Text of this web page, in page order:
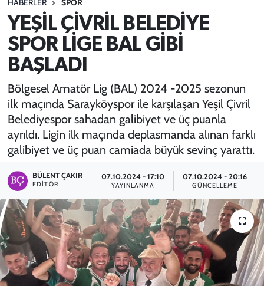
HABERLER SPOR
YEŞİL ÇİVRİL BELEDİYE
SPOR LİGE BAL GİBİ
BAŞLADI
Bölgesel Amatör Lig (BAL) 2024 -2025 sezonun
ilk maçında Sarayköyspor ile karşılaşan Yeşil Çivril
Belediyespor sahadan galibiyet ve üç puanla
ayrıldı. Ligin ilk maçında deplasmanda alınan farklı
galibiyet ve üç puan camiada büyük sevinç yarattı.
BÜLENT ÇAKIR
EDITÖR
07.10.2024 - 17:10
YAYINLANMA
07.10.2024 - 20:16
GÜNCELLEME
SPOR
TEKNOLOJİ
YAŞAM